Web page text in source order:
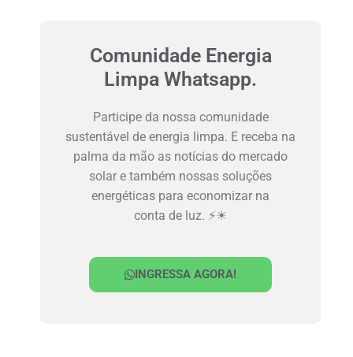
Comunidade Energia
Limpa Whatsapp.
Participe da nossa comunidade
sustentável de energia limpa. E receba na
palma da mão as notícias do mercado
solar e também nossas soluções
energéticas para economizar na
conta de luz. ⚡☀
INGRESSA AGORA!